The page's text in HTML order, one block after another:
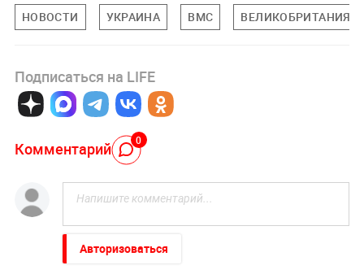
НОВОСТИ УКРАИНА ВМС ВЕЛИКОБРИТАНИЯ
Подписаться на LIFE
Комментарий 0
Авторизоваться